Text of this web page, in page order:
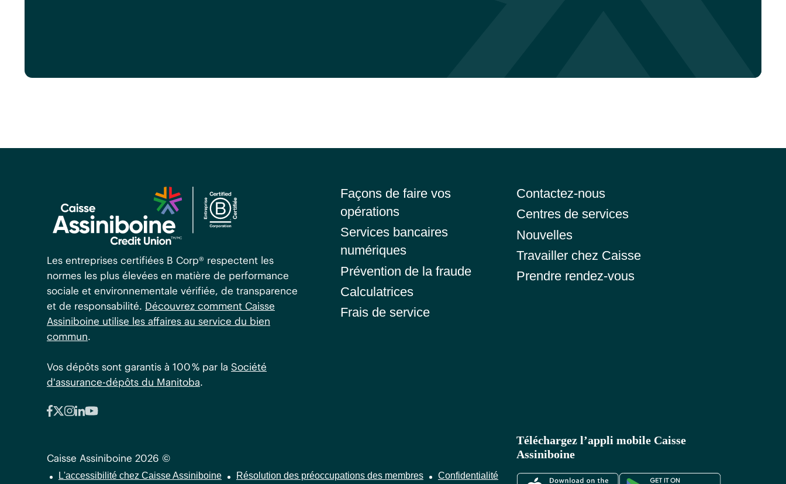
Les entreprises certifiées B Corp® respectent les
normes les plus élevées en matière de performance
sociale et environnementale vérifiée, de transparence
et de responsabilité. Découvrez comment Caisse
Assiniboine utilise les affaires au service du bien
commun.
Vos dépôts sont garantis à 100 % par la Société
d'assurance-dépôts du Manitoba.
Façons de faire vos
opérations
Services bancaires
numériques
Prévention de la fraude
Calculatrices
Frais de service
Contactez-nous
Centres de services
Nouvelles
Travailler chez Caisse
Prendre rendez-vous
Caisse Assiniboine 2026 ©
L'accessibilité chez Caisse Assiniboine Résolution des préoccupations des membres Confidentialité
Téléchargez l’appli mobile Caisse
Assiniboine